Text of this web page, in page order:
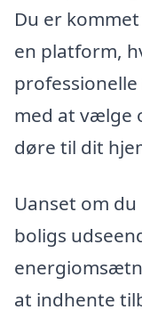
Du er
en platform,
med at vælge
døre til dit
Uanset om
boligs
at indhente